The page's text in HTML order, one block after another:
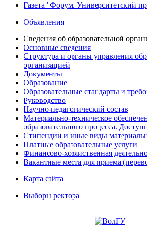
Газета "Форум. Университетский
Объявления
Сведения об образовательной
Основные сведения
Структура и органы управления
организацией
Документы
Образование
Образовательные стандарты и
Руководство
Научно-педагогический состав
Материально-техническое
образовательного процесса.
Стипендии и иные виды
Платные образовательные услуги
Финансово-хозяйственная
Вакантные места для приема
Карта сайта
Выборы ректора